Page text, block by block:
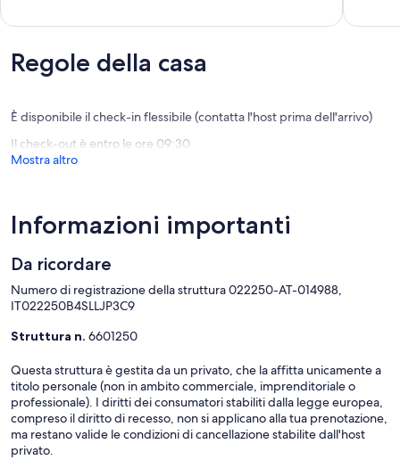
Cavalese
(21
recensioni)
Regole della casa
È disponibile il check-in flessibile (contatta l'host prima dell'arrivo)
Il check-out è entro le ore 09:30
Mostra altro
Informazioni importanti
Da ricordare
Numero di registrazione della struttura 022250-AT-014988,
IT022250B4SLLJP3C9
Struttura n. 6601250
Questa struttura è gestita da un privato, che la affitta unicamente a
titolo personale (non in ambito commerciale, imprenditoriale o
professionale). I diritti dei consumatori stabiliti dalla legge europea,
compreso il diritto di recesso, non si applicano alla tua prenotazione,
ma restano valide le condizioni di cancellazione stabilite dall'host
privato.